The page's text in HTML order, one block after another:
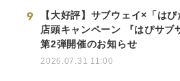
9
【大好評】サブウェイ×「はぴ
店頭キャンペーン 『はぴサブ
第2弾開催のお知らせ
2026.07.31 11:00